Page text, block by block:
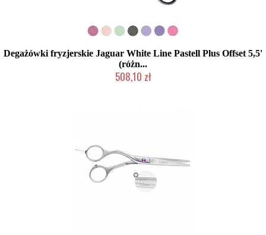
Degażówki fryzjerskie Jaguar White Line Pastell Plus Offset 5,5'
(różn...
508,10 zł